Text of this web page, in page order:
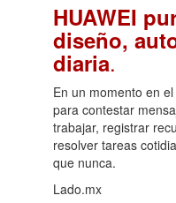
HUAWEI
diseño,
diaria.
En un momento en
para contestar
trabajar, registrar
resolver tareas
que nunca.
Lado.mx